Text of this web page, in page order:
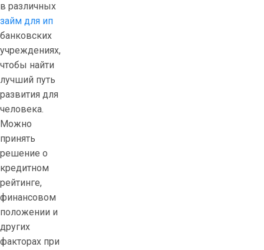
в различных
займ для ип
банковских
учреждениях,
чтобы найти
лучший путь
развития для
человека.
Можно
принять
решение о
кредитном
рейтинге,
финансовом
положении и
других
факторах при
l
o
t
t
i
c
a
c
a
s
i
n
o
l
o
g
i